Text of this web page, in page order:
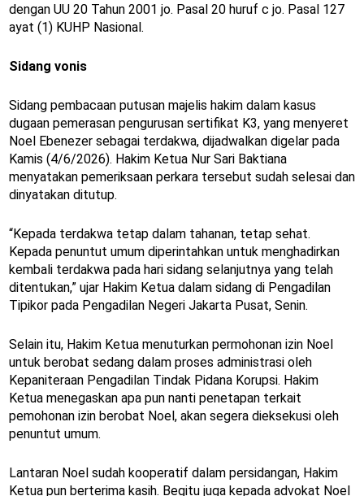
dengan UU 20 Tahun 2001 jo. Pasal 20 huruf c jo. Pasal 127
ayat (1) KUHP Nasional.
Sidang vonis
Sidang pembacaan putusan majelis hakim dalam kasus
dugaan pemerasan pengurusan sertifikat K3, yang menyeret
Noel Ebenezer sebagai terdakwa, dijadwalkan digelar pada
Kamis (4/6/2026). Hakim Ketua Nur Sari Baktiana
menyatakan pemeriksaan perkara tersebut sudah selesai dan
dinyatakan ditutup.
“Kepada terdakwa tetap dalam tahanan, tetap sehat.
Kepada penuntut umum diperintahkan untuk menghadirkan
kembali terdakwa pada hari sidang selanjutnya yang telah
ditentukan,” ujar Hakim Ketua dalam sidang di Pengadilan
Tipikor pada Pengadilan Negeri Jakarta Pusat, Senin.
Selain itu, Hakim Ketua menuturkan permohonan izin Noel
untuk berobat sedang dalam proses administrasi oleh
Kepaniteraan Pengadilan Tindak Pidana Korupsi. Hakim
Ketua menegaskan apa pun nanti penetapan terkait
pemohonan izin berobat Noel, akan segera dieksekusi oleh
penuntut umum.
Lantaran Noel sudah kooperatif dalam persidangan, Hakim
Ketua pun berterima kasih. Begitu juga kepada advokat Noel